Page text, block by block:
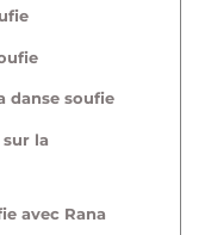
danse soufie
sur la
avec Rana